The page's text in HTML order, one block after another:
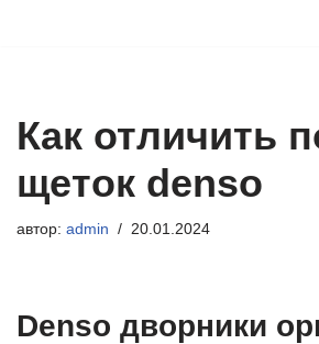
Как отличить
щеток denso
автор: admin 20.01.2024
Denso дворники